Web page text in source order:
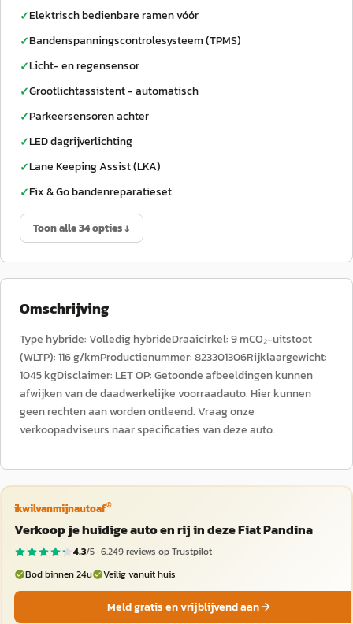
✓Elektrisch bedienbare ramen vóór
✓Bandenspanningscontrolesysteem (TPMS)
✓Licht- en regensensor
✓Grootlichtassistent - automatisch
✓Parkeersensoren achter
✓LED dagrijverlichting
✓Lane Keeping Assist (LKA)
✓Fix & Go bandenreparatieset
Toon alle 34 opties ↓
Omschrijving
Type hybride: Volledig hybrideDraaicirkel: 9 mCO₂-uitstoot
(WLTP): 116 g/kmProductienummer: 823301306Rijklaargewicht:
1045 kgDisclaimer: LET OP: Getoonde afbeeldingen kunnen
afwijken van de daadwerkelijke voorraadauto. Hier kunnen
geen rechten aan worden ontleend. Vraag onze
verkoopadviseurs naar specificaties van deze auto.
ikwilvanmijnautoaf®
Verkoop je huidige auto en rij in deze Fiat Pandina
4,3/5 ·6.249reviews op Trustpilot
Bod binnen 24u
Veilig vanuit huis
Meld gratis en vrijblijvend aan